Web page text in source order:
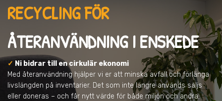
RECYCLING FÖR
ÅTERANVÄNDNING I ENSKEDE
✓ Ni bidrar till en cirkulär ekonomi
Med återanvändning hjälper vi er att minska avfall och förlänga
livslängden på inventarier. Det som inte längre används säljs
eller doneras – och får nytt värde för både miljön och andra.